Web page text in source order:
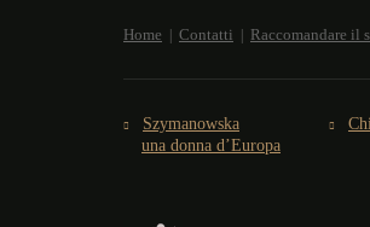
Home Contatti Raccomandare il
Szymanowska
una donna d’Europa